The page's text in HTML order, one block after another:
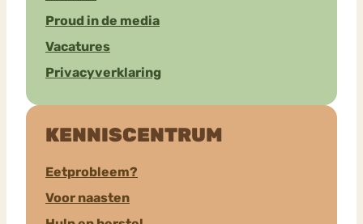
Proud in de media
Vacatures
Privacyverklaring
KENNISCENTRUM
Eetprobleem?
Voor naasten